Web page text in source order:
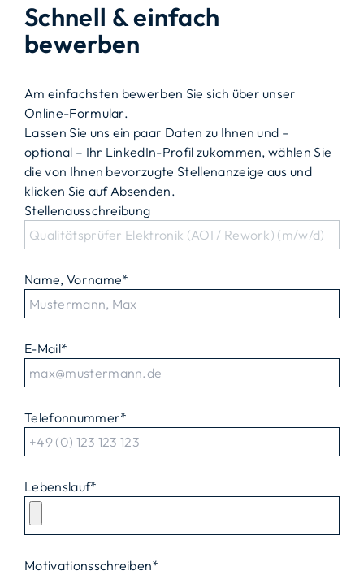
Schnell & einfach
bewerben
Am einfachsten bewerben Sie sich über unser
Online-Formular.
Lassen Sie uns ein paar Daten zu Ihnen und –
optional – Ihr LinkedIn-Profil zukommen, wählen Sie
die von Ihnen bevorzugte Stellenanzeige aus und
klicken Sie auf Absenden.
Stellenausschreibung
Name, Vorname*
E-Mail*
Telefonnummer*
Lebenslauf*
Motivationsschreiben*